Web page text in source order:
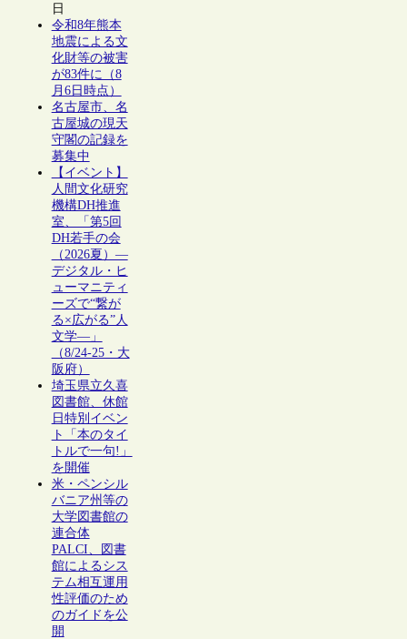
日
令和8年熊本
地震による文
化財等の被害
が83件に（8
月6日時点）
名古屋市、名
古屋城の現天
守閣の記録を
募集中
【イベント】
人間文化研究
機構DH推進
室、「第5回
DH若手の会
（2026夏）―
デジタル・ヒ
ューマニティ
ーズで“繋が
る×広がる”人
文学―」
（8/24-25・大
阪府）
埼玉県立久喜
図書館、休館
日特別イベン
ト「本のタイ
トルで一句!」
を開催
米・ペンシル
バニア州等の
大学図書館の
連合体
PALCI、図書
館によるシス
テム相互運用
性評価のため
のガイドを公
開